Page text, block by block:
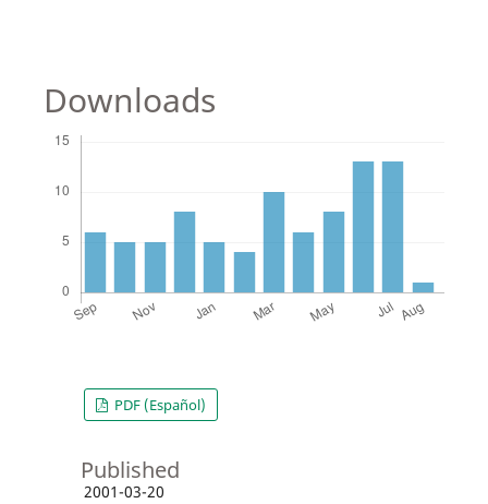
Downloads
PDF (Español)
Published
2001-03-20